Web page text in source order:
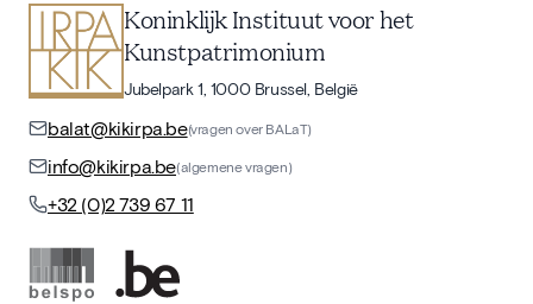
Koninklijk Instituut voor het
Kunstpatrimonium
Jubelpark 1, 1000 Brussel, België
balat@kikirpa.be(vragen over BALaT)
info@kikirpa.be(algemene vragen)
+32 (0)2 739 67 11